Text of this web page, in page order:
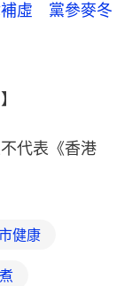
補虛 黨參麥冬
代表《香港
健康